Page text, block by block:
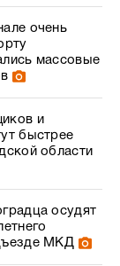
очень
массовые
и
быстрее
области
осудят
МКД